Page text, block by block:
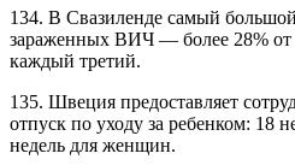
134. В Свазиленде самый
зараженных ВИЧ — более 28% от
каждый третий.
135. Швеция предоставляет
отпуск по уходу за ребенком: 18
недель для женщин.